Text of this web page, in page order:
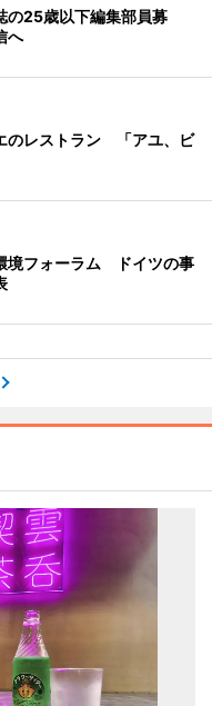
の25歳以下編集部員募
へ
のレストラン 「アユ、ビ
境フォーラム ドイツの事